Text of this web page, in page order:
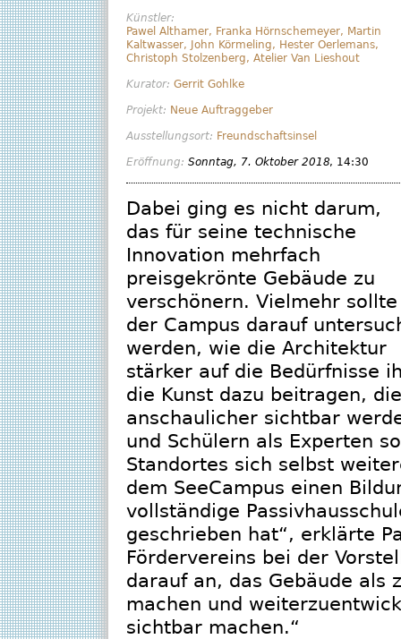
Künstler:
Pawel Althamer, Franka Hörnschemeyer, Martin
Kaltwasser, John Körmeling, Hester Oerlemans,
Christoph Stolzenberg, Atelier Van Lieshout
Kurator: Gerrit Gohlke
Projekt: Neue Auftraggeber
Ausstellungsort: Freundschaftsinsel
Eröffnung: Sonntag, 7. Oktober 2018, 14:30
Dabei ging es nicht darum,
das für seine technische
Innovation mehrfach
preisgekrönte Gebäude zu
verschönern. Vielmehr sollte
der Campus darauf
werden, wie die Architektur
stärker auf die Bedürfnisse
die Kunst dazu beitragen,
anschaulicher sichtbar
und Schülern als Experten
Standortes sich selbst
dem SeeCampus einen
vollständige
geschrieben hat“, erklärte
Fördervereins bei der
darauf an, das Gebäude als
machen und
sichtbar machen.“